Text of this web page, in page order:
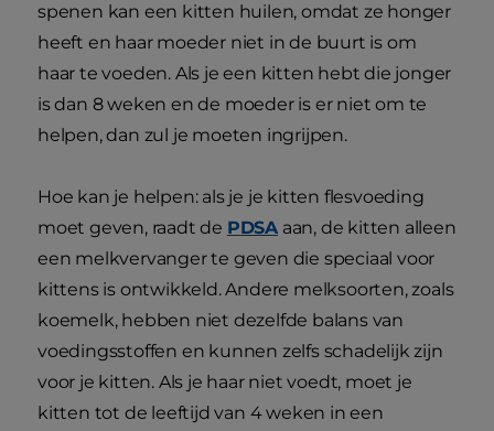
spenen kan een kitten huilen, omdat ze honger
heeft en haar moeder niet in de buurt is om
haar te voeden. Als je een kitten hebt die jonger
is dan 8 weken en de moeder is er niet om te
helpen, dan zul je moeten ingrijpen.
Hoe kan je helpen: als je je kitten flesvoeding
moet geven, raadt de PDSAaan, de kitten alleen
een melkvervanger te geven die speciaal voor
kittens is ontwikkeld. Andere melksoorten, zoals
koemelk, hebben niet dezelfde balans van
voedingsstoffen en kunnen zelfs schadelijk zijn
voor je kitten. Als je haar niet voedt, moet je
kitten tot de leeftijd van 4 weken in een